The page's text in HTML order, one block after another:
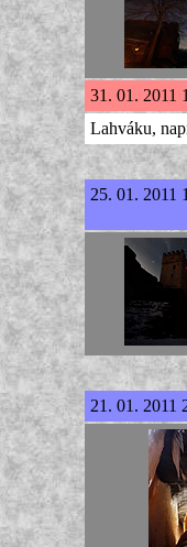
31. 01. 2011
Lahváku,
25. 01. 2011
21. 01. 2011